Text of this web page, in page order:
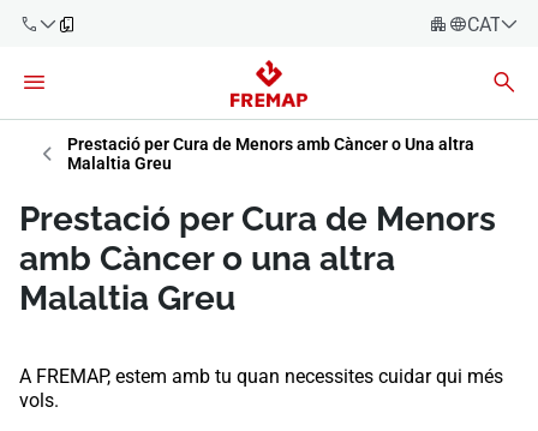
900 61 00
61
+34 91
919 61 61
900 61 00
61
CATALÀ
Español
Euskara
Empreses
Assessories
Prestació per Cura de Menors amb Càncer o Una altra
Malaltia Greu
Prestació per Cura de Menors
amb Càncer o una altra
Malaltia Greu
A FREMAP, estem amb tu quan necessites cuidar qui més
vols.